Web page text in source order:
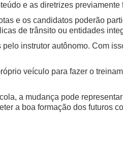
e as diretrizes previamente
e os candidatos poderão
de trânsito ou entidades
instrutor autônomo. Com
veículo para fazer o
a mudança pode
a boa formação dos futuros